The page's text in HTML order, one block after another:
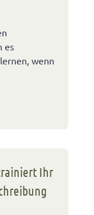
es
wenn
Ihr